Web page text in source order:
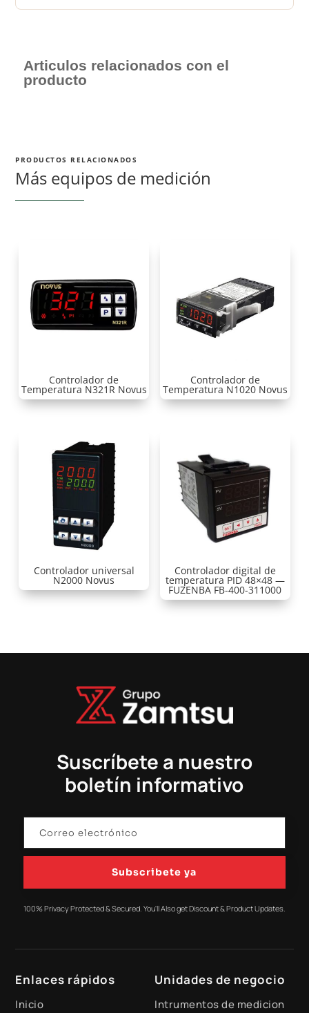
Articulos relacionados con el
producto
PRODUCTOS RELACIONADOS
Más equipos de medición
Controlador de
Temperatura N321R Novus
Controlador de
Temperatura N1020 Novus
Controlador universal
N2000 Novus
Controlador digital de
temperatura PID 48×48 —
FUZENBA FB-400-311000
Suscríbete a nuestro
boletín informativo
Subscribete ya
100% Privacy Protected & Secured. You'll Also get Discount & Product Updates.
Enlaces rápidos
Inicio
Unidades de negocio
Intrumentos de medicion